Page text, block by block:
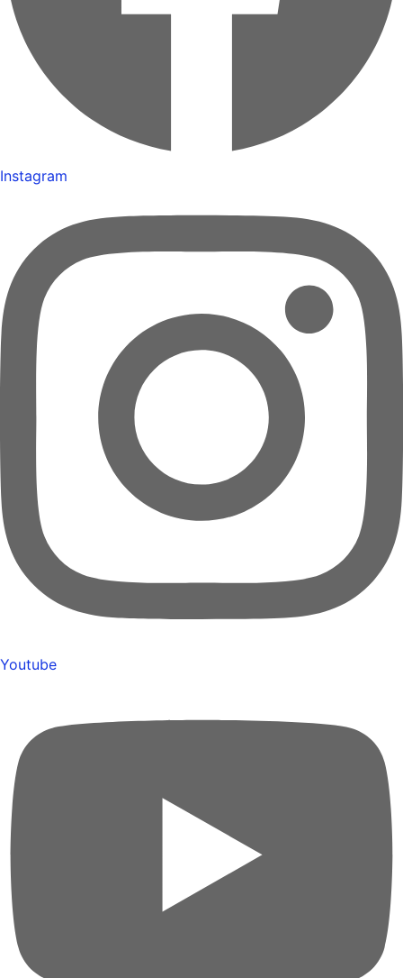
Instagram
Youtube